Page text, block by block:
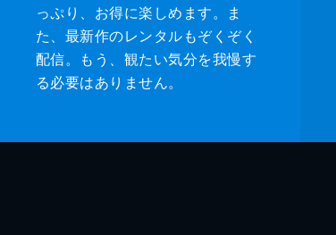
っぷり、お得に楽しめます。ま
た、最新作のレンタルもぞくぞく
配信。もう、観たい気分を我慢す
る必要はありません。